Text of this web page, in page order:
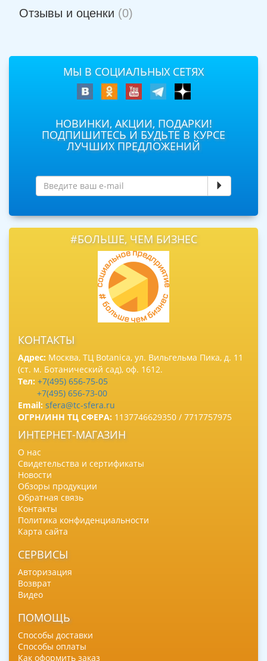
Отзывы и оценки (0)
МЫ В СОЦИАЛЬНЫХ СЕТЯХ
НОВИНКИ, АКЦИИ, ПОДАРКИ!
ПОДПИШИТЕСЬ И БУДЬТЕ В КУРСЕ
ЛУЧШИХ ПРЕДЛОЖЕНИЙ
#БОЛЬШЕ, ЧЕМ БИЗНЕС
КОНТАКТЫ
Адрес: Москва, ТЦ Botanica, ул. Вильгельма Пика, д. 11
(ст. м. Ботанический сад), оф. 1612.
Тел: +7(495) 656-75-05
+7(495) 656-73-00
Email: sfera@tc-sfera.ru
ОГРН/ИНН ТЦ СФЕРА: 1137746629350 / 7717757975
ИНТЕРНЕТ-МАГАЗИН
О нас
Свидетельства и сертификаты
Новости
Обзоры продукции
Обратная связь
Контакты
Политика конфиденциальности
Карта сайта
СЕРВИСЫ
Авторизация
Возврат
Видео
ПОМОЩЬ
Способы доставки
Способы оплаты
Как оформить заказ